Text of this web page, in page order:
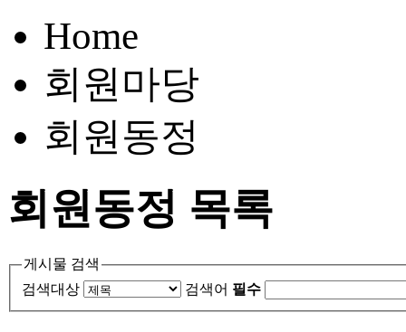
Home
회원마당
회원동정
회원동정 목록
게시물 검색
검색대상
검색어 필수